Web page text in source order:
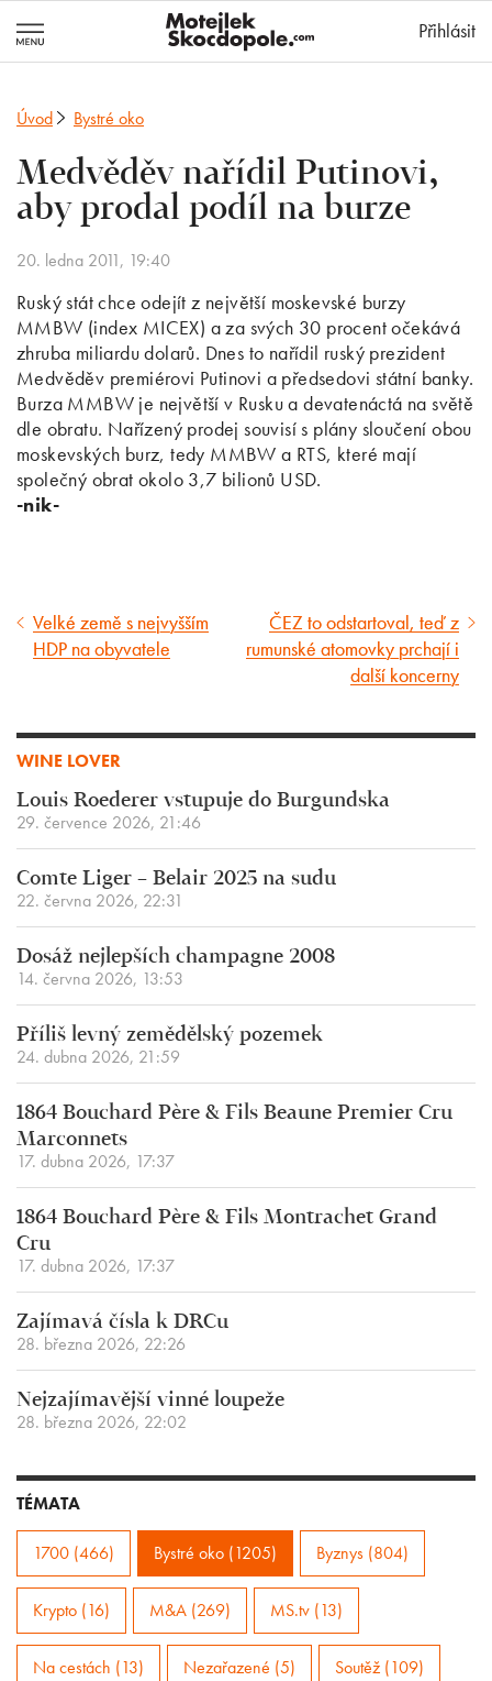
Přihlásit
Úvod Bystré oko
Medvěděv nařídil Putinovi,
aby prodal podíl na burze
20. ledna 2011, 19:40
Ruský stát chce odejít z největší moskevské burzy
MMBW (index MICEX) a za svých 30 procent očekává
zhruba miliardu dolarů. Dnes to nařídil ruský prezident
Medvěděv premiérovi Putinovi a předsedovi státní banky.
Burza MMBW je největší v Rusku a devatenáctá na světě
dle obratu. Nařízený prodej souvisí s plány sloučení obou
moskevských burz, tedy MMBW a RTS, které mají
společný obrat okolo 3,7 bilionů USD.
-nik-
Předcházející
článek
Velké země s nejvyšším
HDP na obyvatele
Následující
článek
ČEZ to odstartoval, teď z
rumunské atomovky prchají i
další koncerny
WINE LOVER
Louis Roederer vstupuje do Burgundska
29. července 2026, 21:46
Comte Liger – Belair 2025 na sudu
22. června 2026, 22:31
Dosáž nejlepších champagne 2008
14. června 2026, 13:53
Příliš levný zemědělský pozemek
24. dubna 2026, 21:59
1864 Bouchard Père & Fils Beaune Premier Cru
Marconnets
17. dubna 2026, 17:37
1864 Bouchard Père & Fils Montrachet Grand
Cru
17. dubna 2026, 17:37
Zajímavá čísla k DRCu
28. března 2026, 22:26
Nejzajímavější vinné loupeže
28. března 2026, 22:02
TÉMATA
1700 (466) Bystré oko (1205) Byznys (804)
Krypto (16) M&A (269) MS.tv (13)
Na cestách (13) Nezařazené (5) Soutěž (109)